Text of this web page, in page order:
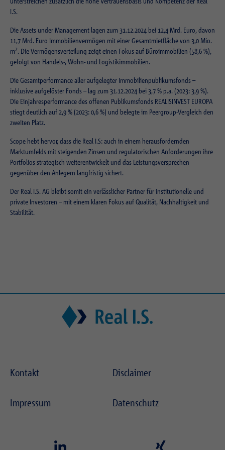
I.S.
Die Assets under Management lagen zum 31.12.2024 bei 12,4 Mrd. Euro, davon
11,7 Mrd. Euro Immobilienvermögen mit einer Gesamtmietfläche von 3,0 Mio.
m2. Die Vermögensverteilung zeigt einen Fokus auf Büroimmobilien (58,6 %),
gefolgt von Handels-, Wohn- und Logistikimmobilien.
Die Gesamtperformance aller aufgelegter Immobilienpublikumsfonds –
inklusive aufgelöster Fonds – lag zum 31.12.2024 bei 3,7 % p.a. (2023: 3,9 %).
Die Einjahresperformance des offenen Publikumsfonds REALISINVEST EUROPA
stiegt deutlich auf 2,9 % (2023: 0,6 %) und belegte im Peergroup-Vergleich den
zweiten Platz.
Scope hebt hervor, dass die Real I.S: auch in einem herausfordernden
Marktumfelds mit steigenden Zinsen und regulatorischen Anforderungen ihre
Portfolios strategisch weiterentwickelt und das Leistungsversprechen
gegenüber den Anlegern langfristig sichert.
Der Real I.S. AG bleibt somit ein verlässlicher Partner für institutionelle und
private Investoren – mit einem klaren Fokus auf Qualität, Nachhaltigkeit und
Stabilität.
Kontakt Disclaimer
Impressum Datenschutz
Zweck Login Redaktionssystem
Name PHPSESSID
Anbieter PHP
Laufzeit Session
Name fe_typo_usr
Laufzeit Session
Zweck Reichweitenmessung
Anbieter Matomo
Laufzeit 30 min
Wir verwenden auf unserer Website externe Inhalte, um Ihnen zusätzliche